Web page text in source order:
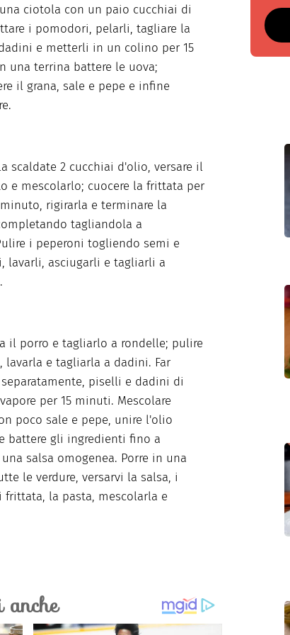
ciotola con un paio cucchiai di
i pomodori, pelarli, tagliare la
e metterli in un colino per 15
una terrina battere le uova;
il grana, sale e pepe e infine
scaldate 2 cucchiai d'olio, versare il
e mescolarlo; cuocere la frittata per
rigirarla e terminare la
tagliandola a
i peperoni togliendo semi e
lavarli, asciugarli e tagliarli a
il porro e tagliarlo a rondelle; pulire
lavarla e tagliarla a dadini. Far
separatamente, piselli e dadini di
per 15 minuti. Mescolare
poco sale e pepe, unire l'olio
battere gli ingredienti fino a
salsa omogenea. Porre in una
le verdure, versarvi la salsa, i
la pasta, mescolarla e